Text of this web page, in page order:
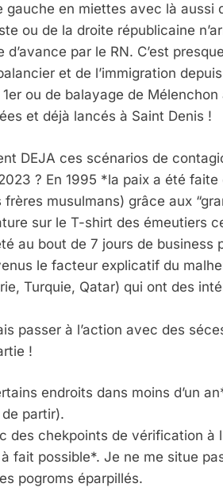
gauche en miettes avec là aussi
ou de la droite républicaine
par le RN. C’est
et de l’immigration
ou de balayage de Mélenchon
et déjà lancés à Saint Denis !
DEJA ces scénarios de
? En 1995 *la paix a été faite
musulmans) grâce aux
sur le T-shirt des émeutiers
au bout de 7 jours de business
le facteur explicatif du
Turquie, Qatar) qui ont des
passer à l’action avec des
!
endroits dans moins d’un
partir).
des chekpoints de vérification à
fait possible*. Je ne me situe
pogroms éparpillés.